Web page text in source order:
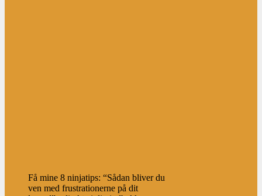
Få mine 8 ninjatips: “Sådan bliver du
ven med frustrationerne på dit